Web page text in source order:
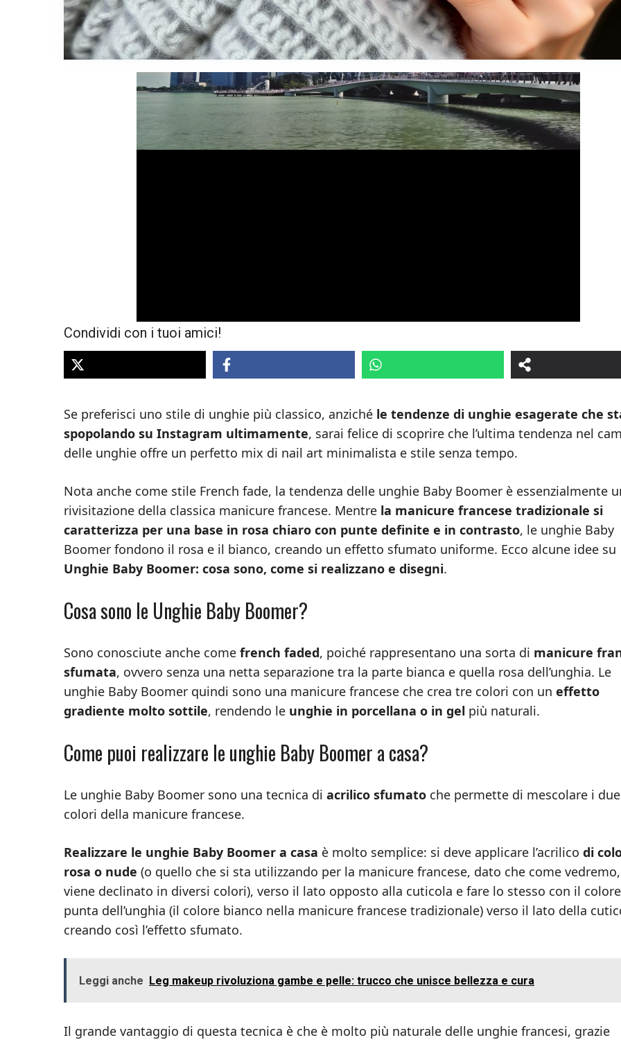
Condividi con i tuoi amici!
Se preferisci uno stile di unghie più classico, anziché le tendenze di unghie esagerate che
spopolando su Instagram ultimamente, sarai felice di scoprire che l’ultima tendenza nel
delle unghie offre un perfetto mix di nail art minimalista e stile senza tempo.
Nota anche come stile French fade, la tendenza delle unghie Baby Boomer è essenzialmente
rivisitazione della classica manicure francese. Mentre la manicure francese tradizionale si
caratterizza per una base in rosa chiaro con punte definite e in contrasto, le unghie Baby
Boomer fondono il rosa e il bianco, creando un effetto sfumato uniforme. Ecco alcune idee su
Unghie Baby Boomer: cosa sono, come si realizzano e disegni.
Cosa sono le Unghie Baby Boomer?
Sono conosciute anche come french faded, poiché rappresentano una sorta di manicure
sfumata, ovvero senza una netta separazione tra la parte bianca e quella rosa dell’unghia. Le
unghie Baby Boomer quindi sono una manicure francese che crea tre colori con un effetto
gradiente molto sottile, rendendo le unghie in porcellana o in gel più naturali.
Come puoi realizzare le unghie Baby Boomer a casa?
Le unghie Baby Boomer sono una tecnica di acrilico sfumato che permette di mescolare i due
colori della manicure francese.
Realizzare le unghie Baby Boomer a casa è molto semplice: si deve applicare l’acrilico di
rosa o nude (o quello che si sta utilizzando per la manicure francese, dato che come vedremo,
viene declinato in diversi colori), verso il lato opposto alla cuticola e fare lo stesso con il
punta dell’unghia (il colore bianco nella manicure francese tradizionale) verso il lato della
creando così l’effetto sfumato.
Leggi anche Leg makeup rivoluziona gambe e pelle: trucco che unisce bellezza e cura
Il grande vantaggio di questa tecnica è che è molto più naturale delle unghie francesi, grazie